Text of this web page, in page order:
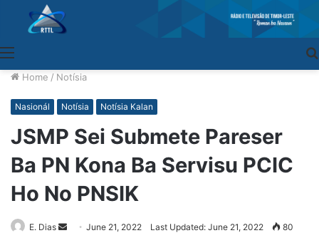
Home / Notísia
Nasionál Notísia Notísia Kalan
JSMP Sei Submete Pareser
Ba PN Kona Ba Servisu PCIC
Ho No PNSIK
E. Dias
SendJune 21, 2022 Last Updated: June 21, 2022 80